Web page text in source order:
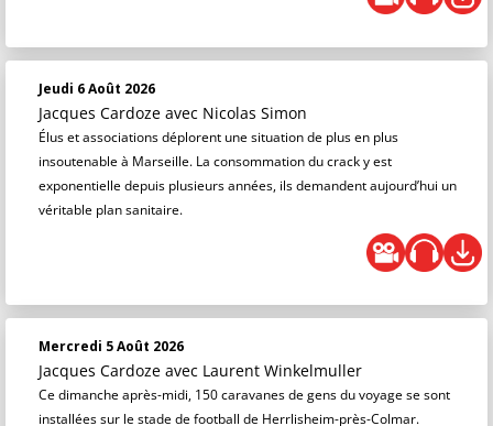
Jeudi 6 Août 2026
Jacques Cardoze avec Nicolas Simon
Élus et associations déplorent une situation de plus en plus
insoutenable à Marseille. La consommation du crack y est
exponentielle depuis plusieurs années, ils demandent aujourd’hui un
véritable plan sanitaire.
Mercredi 5 Août 2026
Jacques Cardoze avec Laurent Winkelmuller
Ce dimanche après-midi, 150 caravanes de gens du voyage se sont
installées sur le stade de football de Herrlisheim-près-Colmar.